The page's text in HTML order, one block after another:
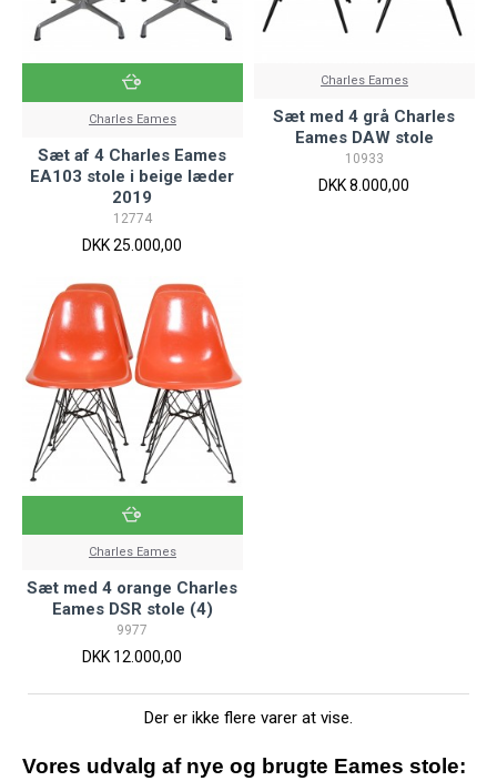
Charles Eames
Sæt af 4 Charles Eames
EA103 stole i beige læder
2019
12774
DKK 25.000,00
Charles Eames
Sæt med 4 grå Charles
Eames DAW stole
10933
DKK 8.000,00
Charles Eames
Sæt med 4 orange Charles
Eames DSR stole (4)
9977
DKK 12.000,00
Der er ikke flere varer at vise.
Vores udvalg af nye og brugte Eames stole: